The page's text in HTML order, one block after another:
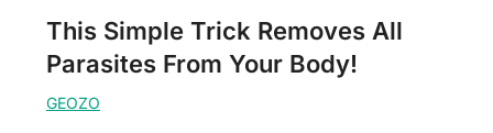
This Simple Trick Removes All
Parasites From Your Body!